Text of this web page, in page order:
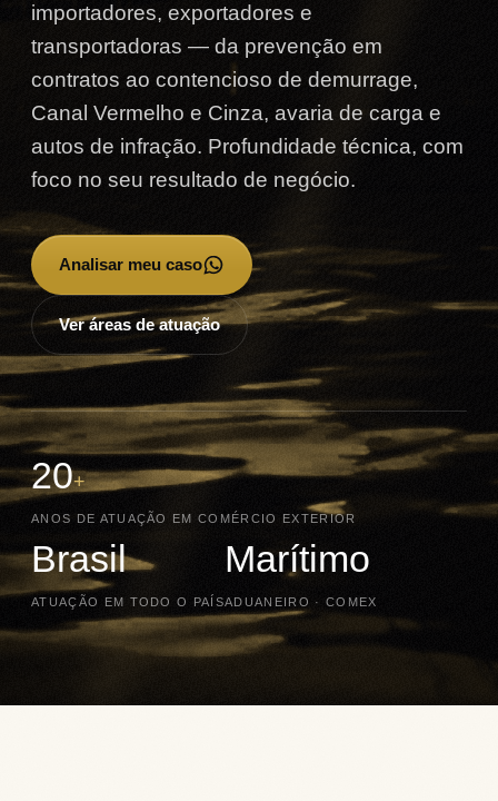
importadores, exportadores e
transportadoras — da prevenção em
contratos ao contencioso de demurrage,
Canal Vermelho e Cinza, avaria de carga e
autos de infração. Profundidade técnica, com
foco no seu resultado de negócio.
Analisar meu caso→
Ver áreas de atuação
20+
ANOS DE ATUAÇÃO EM COMÉRCIO EXTERIOR
Brasil
ATUAÇÃO EM TODO O PAÍS
Marítimo
ADUANEIRO · COMEX